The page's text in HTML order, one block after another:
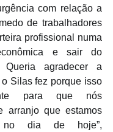
com relação a
de trabalhadores
profissional numa
e sair do
Queria agradecer a
Silas fez porque isso
para que nós
arranjo que estamos
no dia de hoje”,